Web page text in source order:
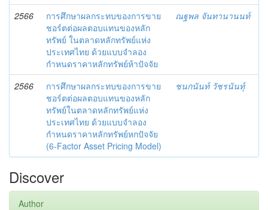
2566
การศึกษาผลกระทบของการขาย
ชอร์ตต่อผลตอบแทนของหลัก
ทรัพย์ ในตลาดหลักทรัพย์แห่ง
ประเทศไทย ด้วยแบบจำลอง
กำหนดราคาหลักทรัพย์ห้าปัจจัย
ณฐพล จันทานานนท์
2566
การศึกษาผลกระทบของการขาย
ชอร์ตต่อผลตอบแทนของหลัก
ทรัพย์ในตลาดหลักทรัพย์แห่ง
ประเทศไทย ด้วยแบบจำลอง
กำหนดราคาหลักทรัพย์หกปัจจัย
(6-Factor Asset Pricing Model)
ชนกนันท์ วัชรนันทุ์
Discover
Author